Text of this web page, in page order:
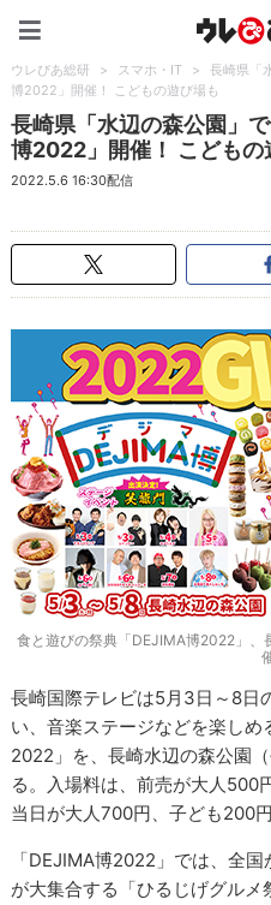
ウレぴあ総研 > スマホ・IT >
長崎県「
博2022」開催！ こどもの遊び場も
長崎県「水辺の森公園」
博2022」開催！ こどもの
2022.5.6 16:30配信
食と遊びの祭典「DEJIMA博2022」、
長崎国際テレビは5月3日～8日
い、音楽ステージなどを楽し
2022」を、長崎水辺の森公園
る。入場料は、前売が大人500
当日が大人700円、子ども200
「DEJIMA博2022」では、全
が大集合する「ひるじげグル